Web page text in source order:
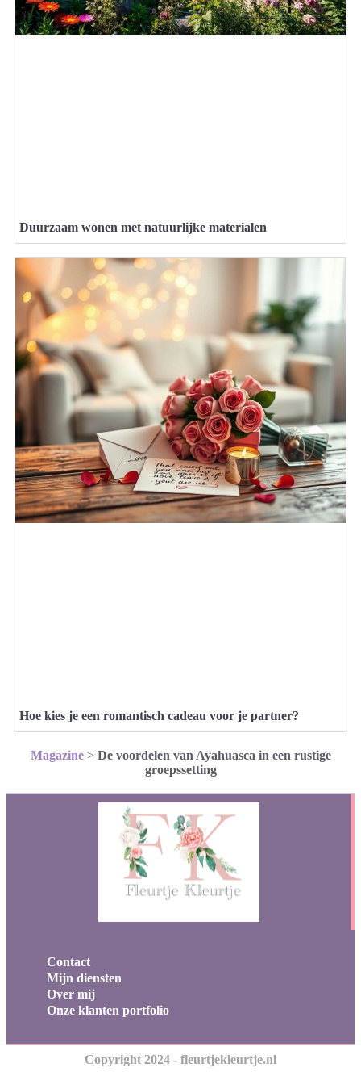
Duurzaam wonen met natuurlijke materialen
Hoe kies je een romantisch cadeau voor je partner?
Magazine> De voordelen van Ayahuasca in een rustige
groepssetting
Contact
Mijn diensten
Over mij
Onze klanten portfolio
Copyright 2024 - fleurtjekleurtje.nl